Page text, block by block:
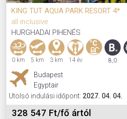
KING TUT AQUA PARK RESORT 4*
all inclusive
HURGHADAI PIHENÉS
0 km 5 km 3 km 14 év 8,0
Budapest
Egyptair
Utolsó indulási időpont: 2027. 04. 04.
328 547 Ft/fő ártól